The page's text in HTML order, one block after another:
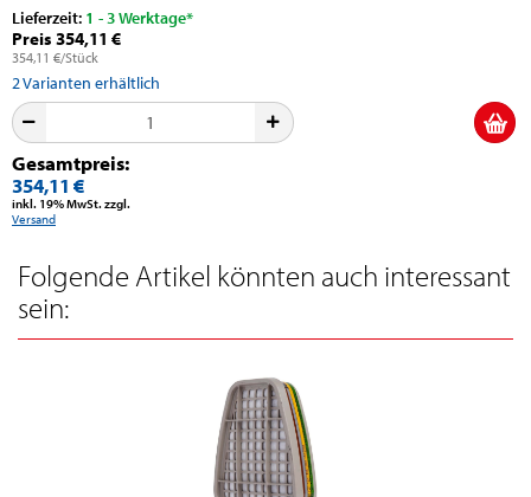
Lieferzeit: 1 - 3 Werktage*
Preis 354,11 €
354,11 €/Stück
2Varianten erhältlich
Gesamtpreis:
354,11 €
inkl. 19% MwSt. zzgl.
Versand
Folgende Artikel könnten auch interessant
sein: